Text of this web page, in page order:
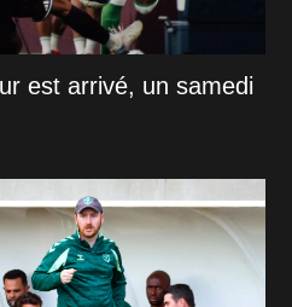
est arrivé, un samedi